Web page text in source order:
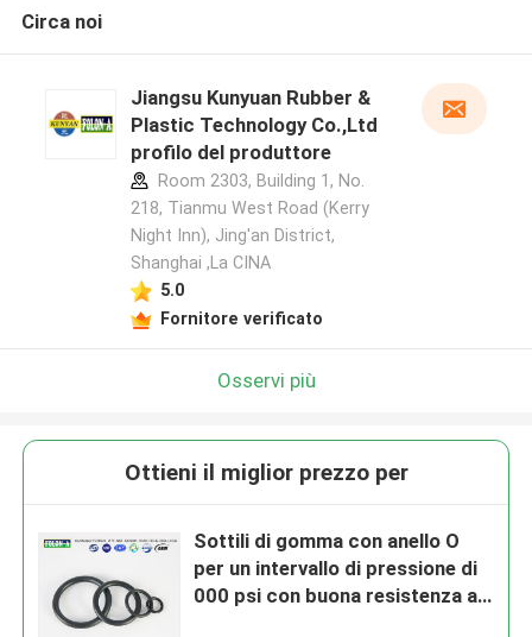
Circa noi
Jiangsu Kunyuan Rubber &
Plastic Technology Co.,Ltd
profilo del produttore
Room 2303, Building 1, No.
218, Tianmu West Road (Kerry
Night Inn), Jing'an District,
Shanghai ,La CINA
5.0
Fornitore verificato
Osservi più
Ottieni il miglior prezzo per
Sottili di gomma con anello O
per un intervallo di pressione di
000 psi con buona resistenza ai